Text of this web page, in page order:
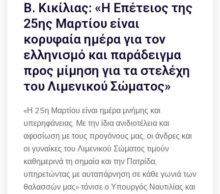
Β. Κικίλιας: «Η Επέτειος της
25ης Μαρτίου είναι
κορυφαία ημέρα για τον
ελληνισμό και παράδειγμα
προς μίμηση για τα στελέχη
του Λιμενικού Σώματος»
«Η 25η Μαρτίου είναι ημέρα μνήμης και
υπερηφάνειας. Με την ίδια ανιδιοτέλεια και
αφοσίωση με τους προγόνους μας, οι άνδρες και
οι γυναίκες του Λιμενικού Σώματος τιμούν
καθημερινά τη σημαία και την Πατρίδα,
υπηρετώντας με αυταπάρνηση σε κάθε γωνιά των
θαλασσών μας» τόνισε ο Υπουργός Ναυτιλίας και